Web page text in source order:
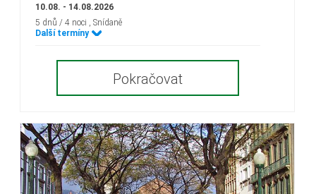
10.08. - 14.08.2026
5 dnů / 4 noci , Snídaně
Další termíny
Pokračovat